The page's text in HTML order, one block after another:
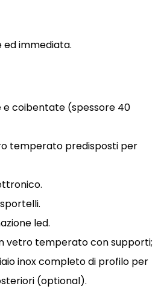
ed immediata.
coibentate (spessore 40
temperato predisposti per
led.
vetro temperato con supporti;
inox completo di profilo per
(optional).